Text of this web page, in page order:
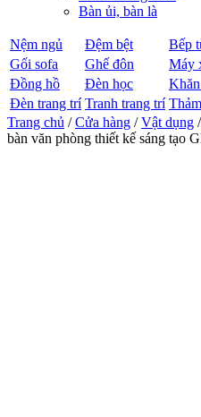
Bàn ủi, bàn là
Nệm ngủ Đệm bệt Bếp
Gối sofa
Ghế đôn Máy
Đồng hồ
Đèn học
Đèn trang trí Tranh trang trí
Trang chủ /Cửa hàng /Vật dụng /
bàn văn phòng thiết kế sáng tạo